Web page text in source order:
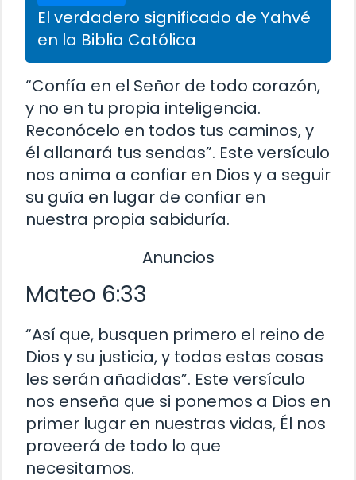
El verdadero significado de Yahvé
en la Biblia Católica
“Confía en el Señor de todo corazón,
y no en tu propia inteligencia.
Reconócelo en todos tus caminos, y
él allanará tus sendas”. Este versículo
nos anima a confiar en Dios y a seguir
su guía en lugar de confiar en
nuestra propia sabiduría.
Anuncios
Mateo 6:33
“Así que, busquen primero el reino de
Dios y su justicia, y todas estas cosas
les serán añadidas”. Este versículo
nos enseña que si ponemos a Dios en
primer lugar en nuestras vidas, Él nos
proveerá de todo lo que
necesitamos.